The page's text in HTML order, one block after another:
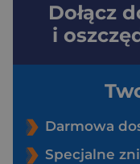
Dołącz
i
Darmowa
Specjalne